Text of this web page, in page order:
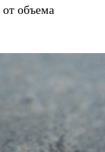
объема